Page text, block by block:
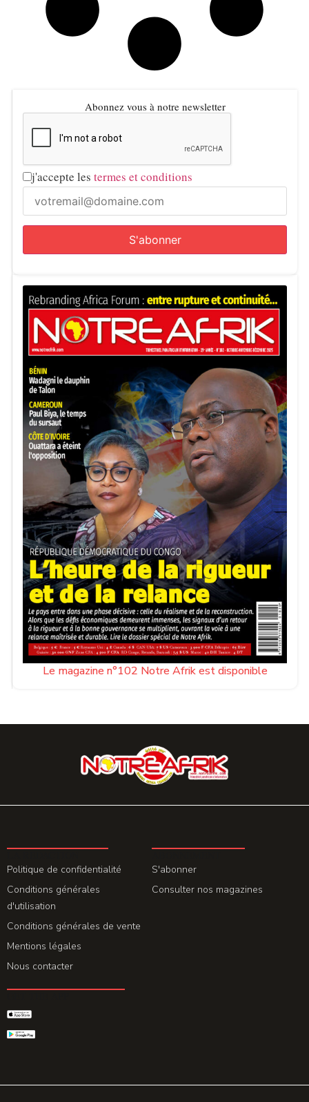
Abonnez vous à notre newsletter
j'accepte les termes et conditions
Le magazine n°102 Notre Afrik est disponible
Politique de confidentialité
Conditions générales
d'utilisation
Conditions générales de vente
Mentions légales
Nous contacter
S'abonner
Consulter nos magazines